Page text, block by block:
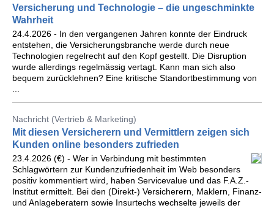
Versicherung und Technologie – die ungeschminkte
Wahrheit
24.4.2026 - In den vergangenen Jahren konnte der Eindruck
entstehen, die Versicherungsbranche werde durch neue
Technologien regelrecht auf den Kopf gestellt. Die Disruption
wurde allerdings regelmässig vertagt. Kann man sich also
bequem zurücklehnen? Eine kritische Standortbestimmung von
Nachricht (Vertrieb & Marketing)
Mit diesen Versicherern und Vermittlern zeigen sich
Kunden online besonders zufrieden
23.4.2026 (€) - Wer in Verbindung mit bestimmten
Schlagwörtern zur Kundenzufriedenheit im Web besonders
positiv kommentiert wird, haben Servicevalue und das F.A.Z.-
Institut ermittelt. Bei den (Direkt-) Versicherern, Maklern, Finanz-
und Anlageberatern sowie Insurtechs wechselte jeweils der